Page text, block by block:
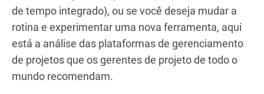
de tempo integrado), ou se você deseja mudar a
rotina e experimentar uma nova ferramenta, aqui
está a análise das plataformas de gerenciamento
de projetos que os gerentes de projeto de todo o
mundo recomendam.